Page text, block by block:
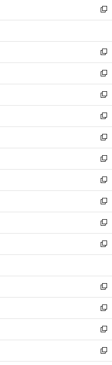
く
で
開
ド
ウ
開
く
ィ
ン
ウ
で
開
く
い
ウ
ン
ド
ウ
で
開
く
新
し
ウ
ィ
ン
ド
ウ
で
開
く
新
し
い
ウ
ィ
ン
ド
ウ
で
開
く
新
し
い
ウ
ィ
ン
ド
ウ
で
開
く
新
し
い
ウ
ィ
ン
ド
ウ
で
開
く
新
し
い
ウ
ィ
ン
ド
ウ
で
開
く
新
し
い
ウ
ィ
ン
ド
ウ
で
開
く
新
し
い
ウ
ィ
ン
ド
ウ
で
開
新
し
い
ウ
ィ
ン
ド
ウ
開
く
新
し
い
ウ
ィ
ン
ウ
で
開
く
新
し
い
ウ
ン
ド
ウ
で
開
く
新
し
ウ
ィ
ン
ド
ウ
で
開
く
新
し
い
ウ
ィ
ン
ド
ウ
新
し
い
ウ
ィ
ン
新
し
い
ウ
新
し